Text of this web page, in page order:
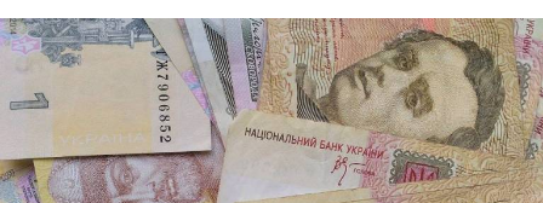
#ООС
#боротьба
з
корупцією
#гфс #Киев #коронавірус